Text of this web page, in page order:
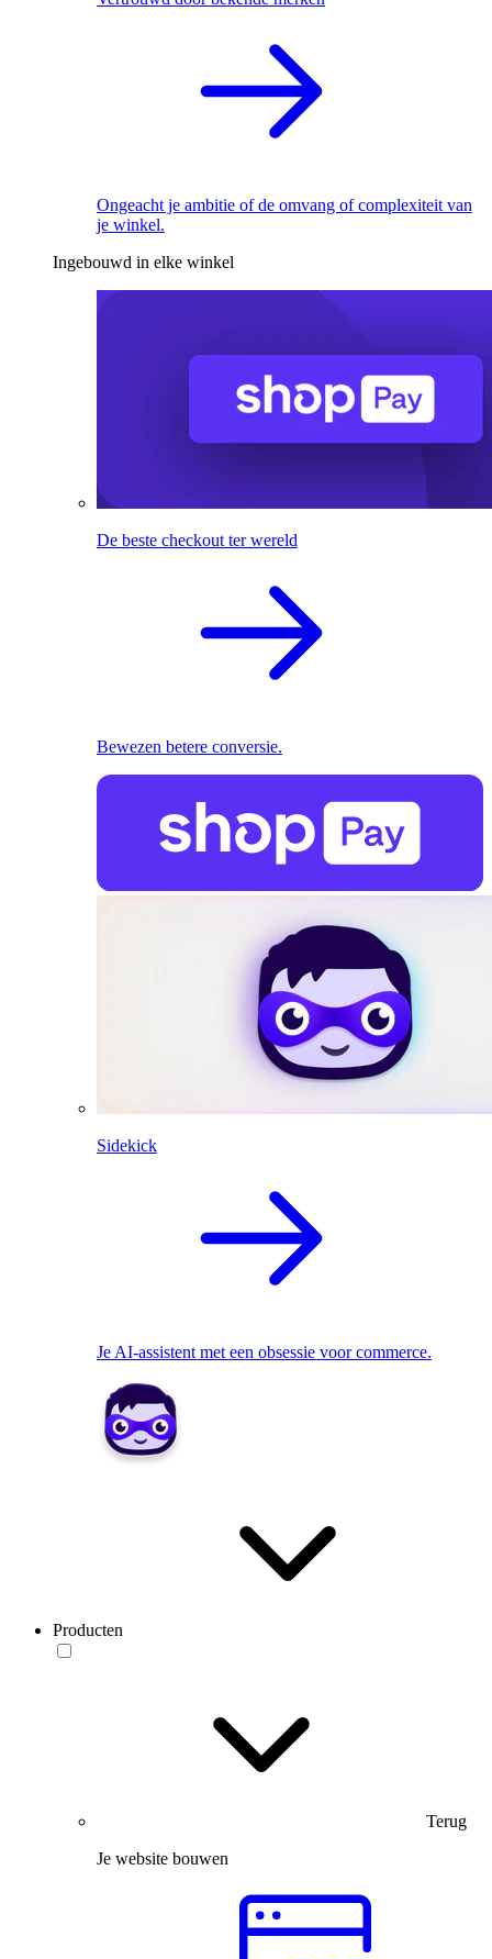
Ongeacht je ambitie of de omvang of complexiteit van
je winkel.
Ingebouwd in elke winkel
De beste checkout ter wereld
Bewezen betere conversie.
Sidekick
Je AI-assistent met een obsessie voor commerce.
Producten
Terug
Je website bouwen